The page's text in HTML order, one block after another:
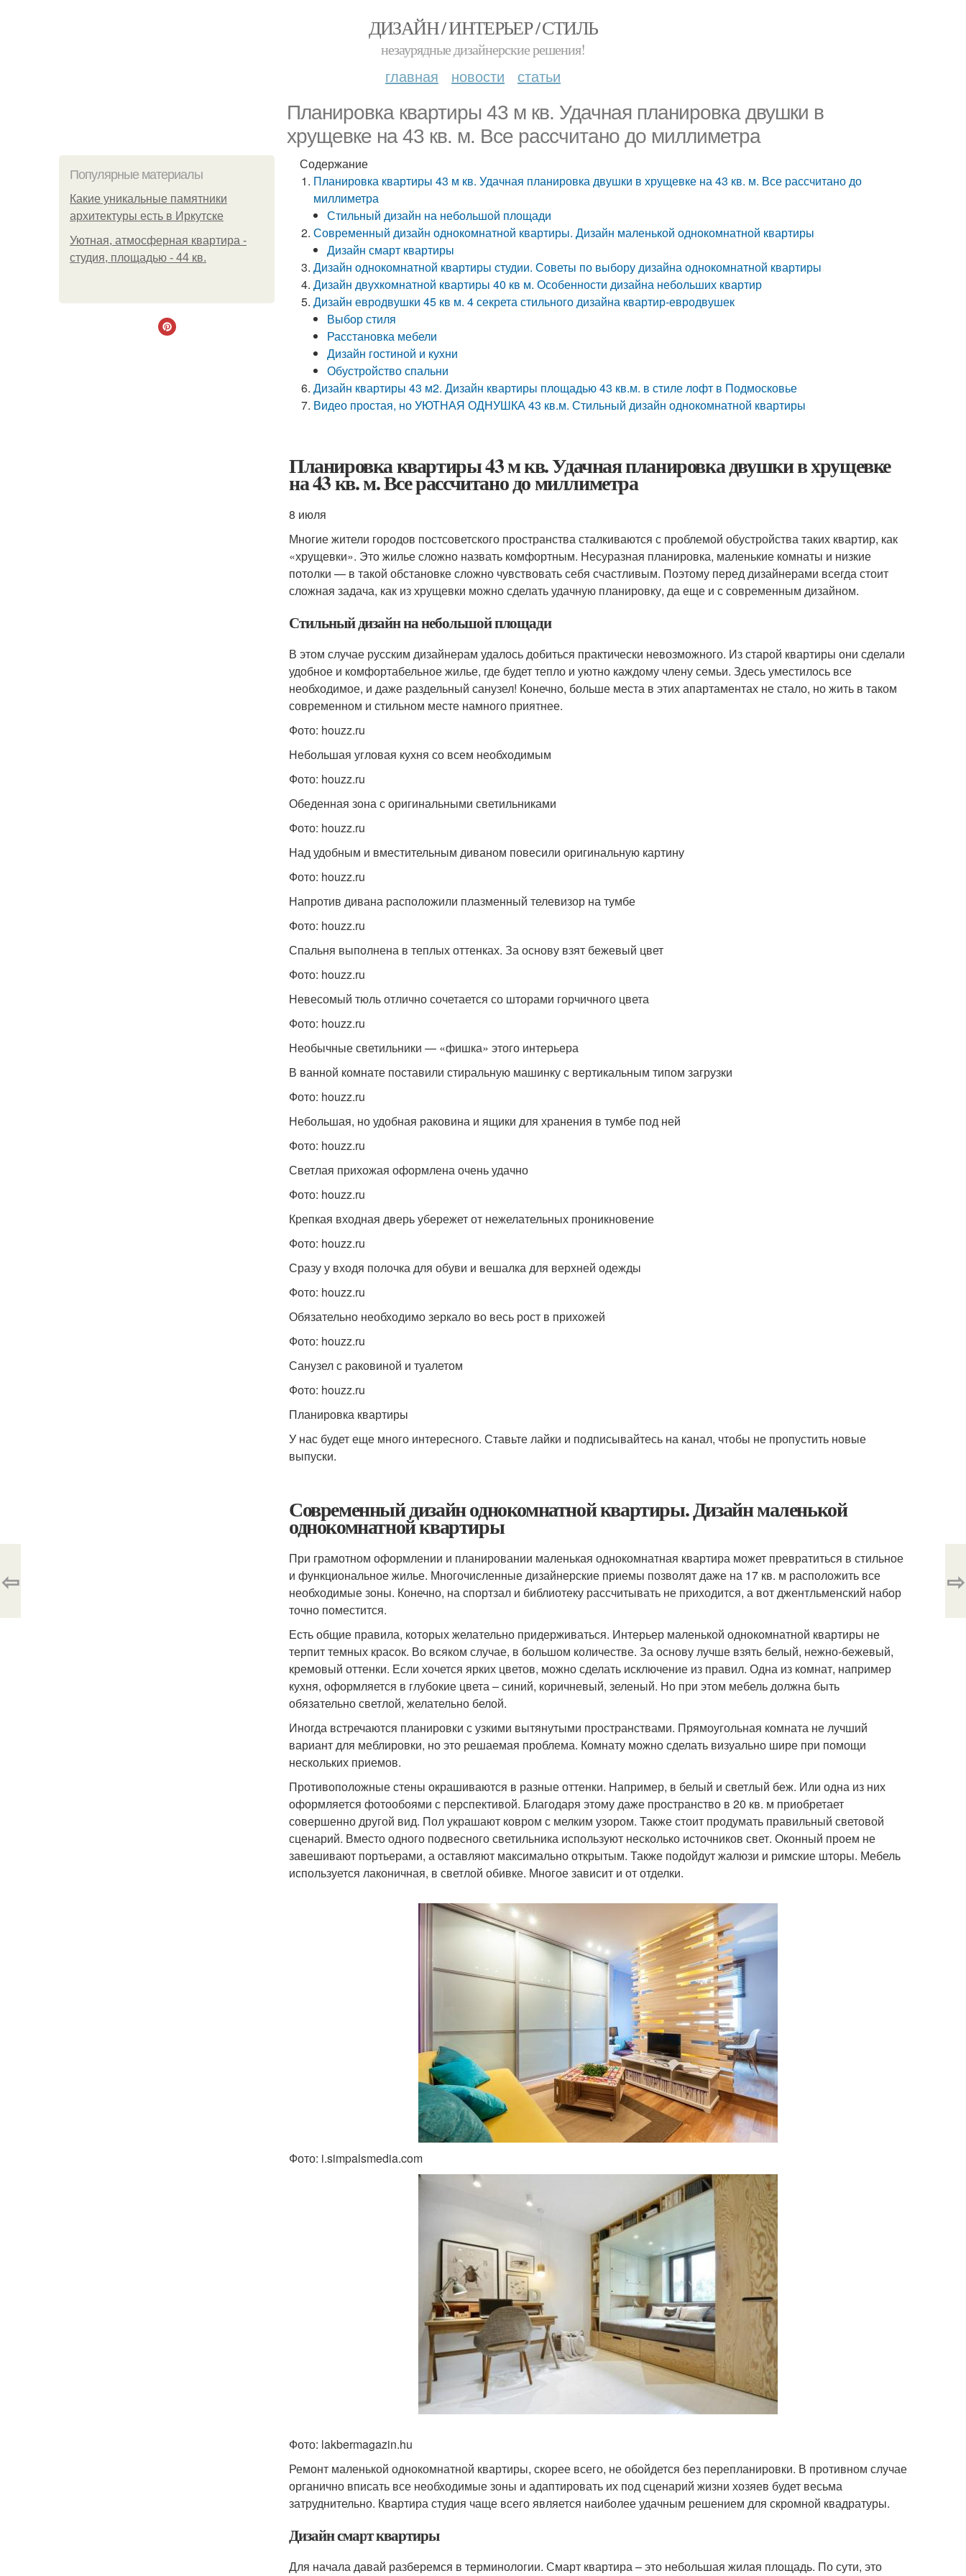
ДИЗАЙН / ИНТЕРЬЕР / СТИЛЬ
незаурядные дизайнерские решения!
главная новости статьи
Планировка квартиры 43 м кв. Удачная планировка двушки в
хрущевке на 43 кв. м. Все рассчитано до миллиметра
Популярные материалы
Какие уникальные памятники
архитектуры есть в Иркутске
Уютная, атмосферная квартира -
студия, площадью - 44 кв.
Содержание
Планировка квартиры 43 м кв. Удачная планировка двушки в хрущевке на 43 кв. м. Все рассчитано до
миллиметра
Стильный дизайн на небольшой площади
Современный дизайн однокомнатной квартиры. Дизайн маленькой однокомнатной квартиры
Дизайн смарт квартиры
Дизайн однокомнатной квартиры студии. Советы по выбору дизайна однокомнатной квартиры
Дизайн двухкомнатной квартиры 40 кв м. Особенности дизайна небольших квартир
Дизайн евродвушки 45 кв м. 4 секрета стильного дизайна квартир-евродвушек
Выбор стиля
Расстановка мебели
Дизайн гостиной и кухни
Обустройство спальни
Дизайн квартиры 43 м2. Дизайн квартиры площадью 43 кв.м. в стиле лофт в Подмосковье
Видео простая, но УЮТНАЯ ОДНУШКА 43 кв.м. Стильный дизайн однокомнатной квартиры
Планировка квартиры 43 м кв. Удачная планировка двушки в хрущевке
на 43 кв. м. Все рассчитано до миллиметра
8 июля
Многие жители городов постсоветского пространства сталкиваются с проблемой обустройства таких квартир, как
«хрущевки». Это жилье сложно назвать комфортным. Несуразная планировка, маленькие комнаты и низкие
потолки — в такой обстановке сложно чувствовать себя счастливым. Поэтому перед дизайнерами всегда стоит
сложная задача, как из хрущевки можно сделать удачную планировку, да еще и с современным дизайном.
Стильный дизайн на небольшой площади
В этом случае русским дизайнерам удалось добиться практически невозможного. Из старой квартиры они сделали
удобное и комфортабельное жилье, где будет тепло и уютно каждому члену семьи. Здесь уместилось все
необходимое, и даже раздельный санузел! Конечно, больше места в этих апартаментах не стало, но жить в таком
современном и стильном месте намного приятнее.
Фото: houzz.ru
Небольшая угловая кухня со всем необходимым
Фото: houzz.ru
Обеденная зона с оригинальными светильниками
Фото: houzz.ru
Над удобным и вместительным диваном повесили оригинальную картину
Фото: houzz.ru
Напротив дивана расположили плазменный телевизор на тумбе
Фото: houzz.ru
Спальня выполнена в теплых оттенках. За основу взят бежевый цвет
Фото: houzz.ru
Невесомый тюль отлично сочетается со шторами горчичного цвета
Фото: houzz.ru
Необычные светильники — «фишка» этого интерьера
В ванной комнате поставили стиральную машинку с вертикальным типом загрузки
Фото: houzz.ru
Небольшая, но удобная раковина и ящики для хранения в тумбе под ней
Фото: houzz.ru
Светлая прихожая оформлена очень удачно
Фото: houzz.ru
Крепкая входная дверь убережет от нежелательных проникновение
Фото: houzz.ru
Сразу у входя полочка для обуви и вешалка для верхней одежды
Фото: houzz.ru
Обязательно необходимо зеркало во весь рост в прихожей
Фото: houzz.ru
Санузел с раковиной и туалетом
Фото: houzz.ru
Планировка квартиры
У нас будет еще много интересного. Ставьте лайки и подписывайтесь на канал, чтобы не пропустить новые
выпуски.
Современный дизайн однокомнатной квартиры. Дизайн маленькой
однокомнатной квартиры
При грамотном оформлении и планировании маленькая однокомнатная квартира может превратиться в стильное
и функциональное жилье. Многочисленные дизайнерские приемы позволят даже на 17 кв. м расположить все
необходимые зоны. Конечно, на спортзал и библиотеку рассчитывать не приходится, а вот джентльменский набор
точно поместится.
Есть общие правила, которых желательно придерживаться. Интерьер маленькой однокомнатной квартиры не
терпит темных красок. Во всяком случае, в большом количестве. За основу лучше взять белый, нежно-бежевый,
кремовый оттенки. Если хочется ярких цветов, можно сделать исключение из правил. Одна из комнат, например
кухня, оформляется в глубокие цвета – синий, коричневый, зеленый. Но при этом мебель должна быть
обязательно светлой, желательно белой.
Иногда встречаются планировки с узкими вытянутыми пространствами. Прямоугольная комната не лучший
вариант для меблировки, но это решаемая проблема. Комнату можно сделать визуально шире при помощи
нескольких приемов.
Противоположные стены окрашиваются в разные оттенки. Например, в белый и светлый беж. Или одна из них
оформляется фотообоями с перспективой. Благодаря этому даже пространство в 20 кв. м приобретает
совершенно другой вид. Пол украшают ковром с мелким узором. Также стоит продумать правильный световой
сценарий. Вместо одного подвесного светильника используют несколько источников свет. Оконный проем не
завешивают портьерами, а оставляют максимально открытым. Также подойдут жалюзи и римские шторы. Мебель
используется лаконичная, в светлой обивке. Многое зависит и от отделки.
Фото: i.simpalsmedia.com
Фото: lakbermagazin.hu
Ремонт маленькой однокомнатной квартиры, скорее всего, не обойдется без перепланировки. В противном случае
органично вписать все необходимые зоны и адаптировать их под сценарий жизни хозяев будет весьма
затруднительно. Квартира студия чаще всего является наиболее удачным решением для скромной квадратуры.
Дизайн смарт квартиры
Для начала давай разберемся в терминологии. Смарт квартира – это небольшая жилая площадь. По сути, это
⇦ ⇨